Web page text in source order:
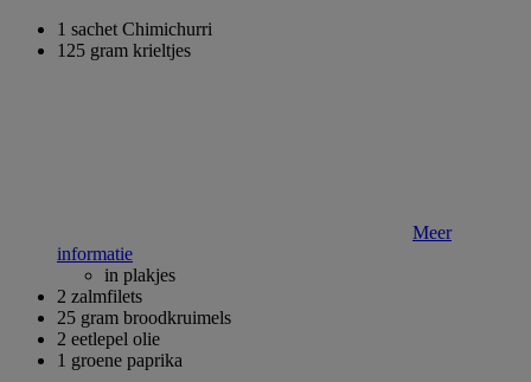
1 sachet Chimichurri
125 gram krieltjes
Meer
informatie
in plakjes
2 zalmfilets
25 gram broodkruimels
2 eetlepel olie
1 groene paprika